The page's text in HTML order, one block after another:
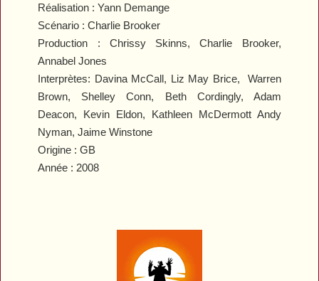
Réalisation : Yann Demange
Scénario : Charlie Brooker
Production : Chrissy Skinns, Charlie Brooker,
Annabel Jones
Interprètes: Davina McCall, Liz May Brice, Warren
Brown, Shelley Conn, Beth Cordingly, Adam
Deacon, Kevin Eldon, Kathleen McDermott Andy
Nyman, Jaime Winstone
Origine : GB
Année : 2008